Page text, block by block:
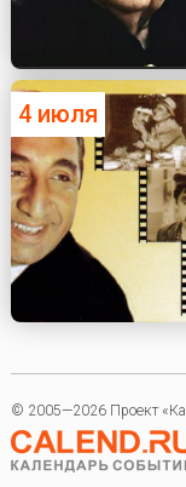
4 июля
© 2005—2026 Проект